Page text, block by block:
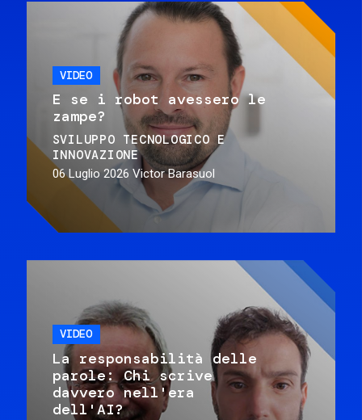
VIDEO
E se i robot avessero le
zampe?
SVILUPPO TECNOLOGICO E
INNOVAZIONE
06 Luglio 2026 Victor Barasuol
VIDEO
La responsabilità delle
parole: Chi scrive
davvero nell'era
dell'AI?